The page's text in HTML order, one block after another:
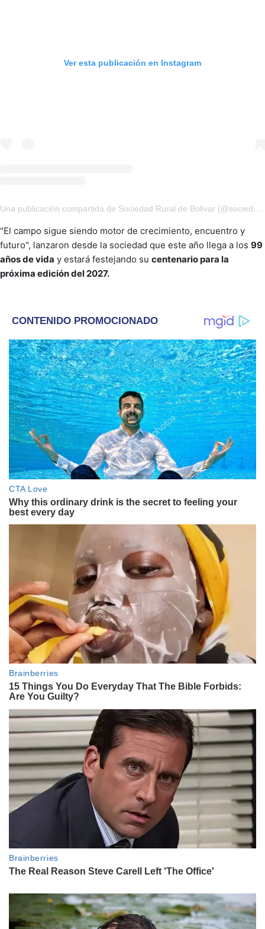
Ver esta publicación en Instagram
"El campo sigue siendo motor de crecimiento, encuentro y
futuro", lanzaron desde la sociedad que este año llega a los 99
años de vida y estará festejando su centenario para la
próxima edición del 2027.